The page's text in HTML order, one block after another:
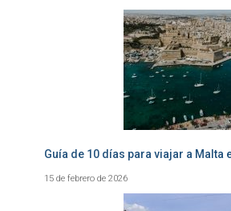
Guía de 10 días para viajar a Malta
15 de febrero de 2026